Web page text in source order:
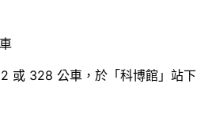
或 328 公車，於「科博館」站下